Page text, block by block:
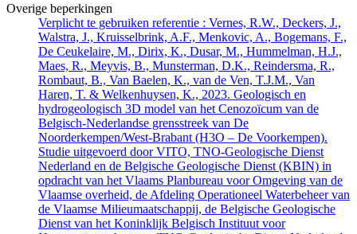
Overige beperkingen
Verplicht te gebruiken referentie : Vernes, R.W., Deckers, J.,
Walstra, J., Kruisselbrink, A.F., Menkovic, A., Bogemans, F.,
De Ceukelaire, M., Dirix, K., Dusar, M., Hummelman, H.J.,
Maes, R., Meyvis, B., Munsterman, D.K., Reindersma, R.,
Rombaut, B., Van Baelen, K., van de Ven, T.J.M., Van
Haren, T. & Welkenhuysen, K., 2023. Geologisch en
hydrogeologisch 3D model van het Cenozoïcum van de
Belgisch-Nederlandse grensstreek van De
Noorderkempen/West-Brabant (H3O – De Voorkempen).
Studie uitgevoerd door VITO, TNO-Geologische Dienst
Nederland en de Belgische Geologische Dienst (KBIN) in
opdracht van het Vlaams Planbureau voor Omgeving van de
Vlaamse overheid, de Afdeling Operationeel Waterbeheer van
de Vlaamse Milieumaatschappij, de Belgische Geologische
Dienst van het Koninklijk Belgisch Instituut voor